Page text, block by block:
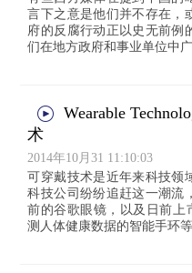
言下之意是他们并不存在，
府的反腐行动正以史无前例
们在地方政府和事业单位中
Wearable
术
2014年10月31 11:10:03
可穿戴技术是近年来科技领
科技公司纷纷追赶这一潮流
前的谷歌眼镜，以及日前上
测人体健康数据的智能手环